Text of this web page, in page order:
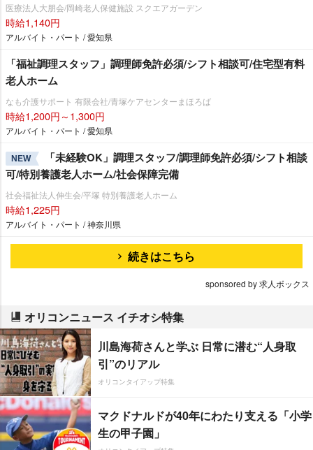
医療法人大朋会/岡崎老人保健施設 スクエアガーデン
時給1,140円
アルバイト・パート / 愛知県
「福祉調理スタッフ」調理師免許必須/シフト相談可/住宅型有料
老人ホーム
なも介護サポート 有限会社/青塚ケアセンターまほろば
時給1,200円～1,300円
アルバイト・パート / 愛知県
NEW
「未経験OK」調理スタッフ/調理師免許必須/シフト相談
可/特別養護老人ホーム/社会保障完備
社会福祉法人伸生会/平塚 特別養護老人ホーム
時給1,225円
アルバイト・パート / 神奈川県
続きはこちら
sponsored by 求人ボックス
オリコンニュース イチオシ特集
川島海荷さんと学ぶ 日常に潜む“人身取
引”のリアル
オリコンタイアップ特集
マクドナルドが40年にわたり支える「小学
生の甲子園」